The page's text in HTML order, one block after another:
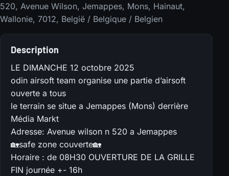
520, Avenue Wilson, Jemappes, Mons, Hainaut,
Wallonie, 7012, België / Belgique / Belgien
Description
LE DIMANCHE 12 octobre 2025
odin airsoft team organise une partie d’airsoft
ouverte a tous
le terrain se situe a Jemappes (Mons) derrière
Média Markt
Adresse: Avenue wilson n 520 a Jemappes
🏡safe zone couverte🏡
Horaire : de 08H30 OUVERTURE DE LA GRILLE
FIN journée +- 16h